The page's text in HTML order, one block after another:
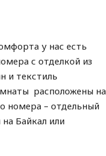
у нас есть
с отделкой из
и текстиль
расположены на
номера – отдельный
Байкал или